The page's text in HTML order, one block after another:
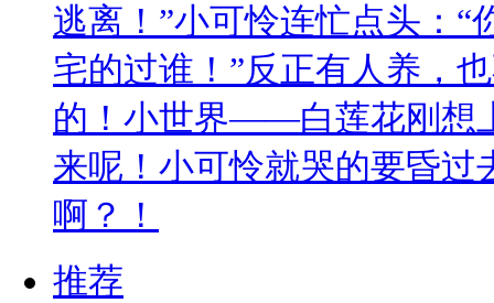
逃离！”小可怜连忙点头：
宅的过谁！”反正有人养，
的！小世界——白莲花刚想
来呢！小可怜就哭的要昏
啊？！
推荐